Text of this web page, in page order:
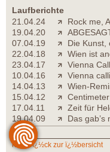
Laufberichte
21.04.24
Rock me,
19.04.20
07.04.19
Die Kunst,
22.04.18
Wien ist
23.04.17
Vienna
10.04.16
Vienna
14.04.13
Wien-
15.04.12
17.04.11
Zeit für
19.04.09
Das gab’s
zurï¿½ck zur ï¿½bersicht